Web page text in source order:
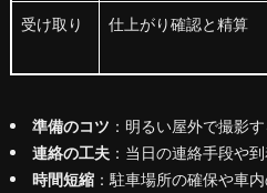
受け取り 仕上がり確認と精算
準備のコツ ：明るい屋外で撮影
連絡の工夫：当日の連絡手段や
時間短縮：駐車場所の確保や車